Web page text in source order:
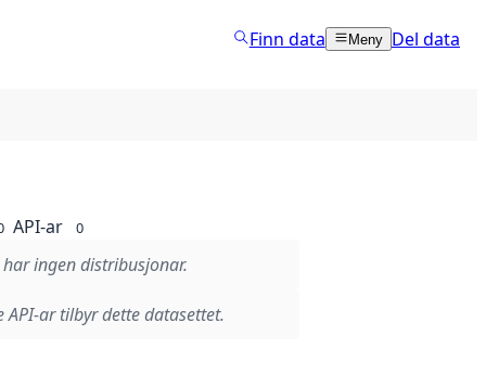
Finn data Meny Del data
API-ar 0
ingen distribusjonar.
API-ar tilbyr dette datasettet.